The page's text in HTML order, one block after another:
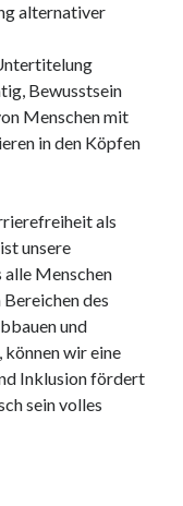
alternativer
Bewusstsein
Menschen mit
in den Köpfen
als
unsere
Menschen
des
und
wir eine
Inklusion fördert
sein volles